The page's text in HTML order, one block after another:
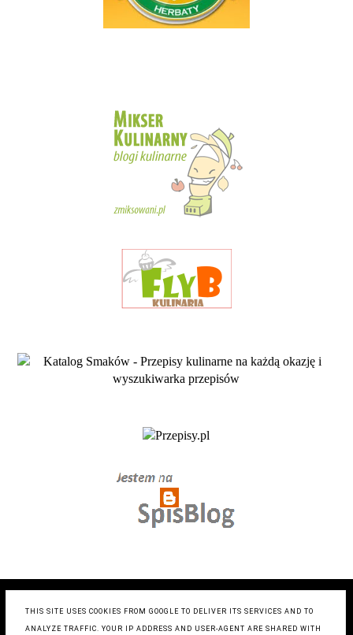
BLOGGER
BLOG DESIGN: KAROGRAFIA.PL
THIS SITE USES COOKIES FROM GOOGLE TO DELIVER ITS SERVICES AND TO
ANALYZE TRAFFIC. YOUR IP ADDRESS AND USER-AGENT ARE SHARED WITH